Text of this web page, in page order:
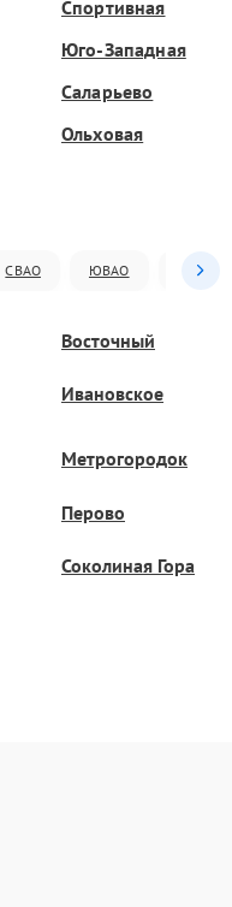
Спортивная
Юго-Западная
Саларьево
Ольховая
СВАО ЮВАО ЮАО
Восточный
Ивановское
Метрогородок
Перово
Соколиная Гора